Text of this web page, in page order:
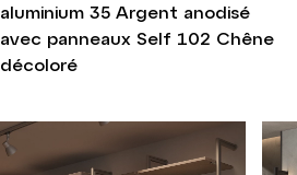
aluminium 35 Argent anodisé
avec panneaux Self 102 Chêne
décoloré